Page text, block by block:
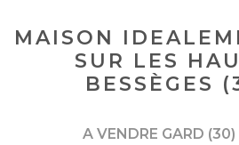
MAISON
SUR LES
BESSÈGES
A VENDRE GARD (30)